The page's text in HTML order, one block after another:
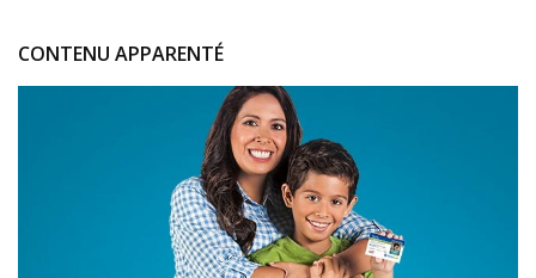
CONTENU APPARENTÉ